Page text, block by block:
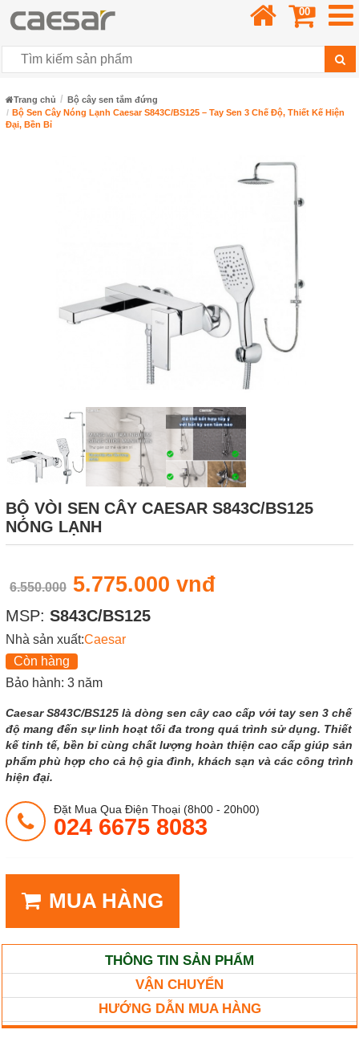
00
Trang chủ
Bộ cây sen tắm đứng
Bộ Sen Cây Nóng Lạnh Caesar S843C/BS125 – Tay Sen 3 Chế Độ, Thiết Kế Hiện
Đại, Bền Bỉ
BỘ VÒI SEN CÂY CAESAR S843C/BS125
NÓNG LẠNH
6.550.000 5.775.000 vnđ
MSP: S843C/BS125
Nhà sản xuất:Caesar
Còn hàng
Bảo hành: 3 năm
Caesar S843C/BS125 là dòng sen cây cao cấp với tay sen 3 chế
độ mang đến sự linh hoạt tối đa trong quá trình sử dụng. Thiết
kế tinh tế, bền bỉ cùng chất lượng hoàn thiện cao cấp giúp sản
phẩm phù hợp cho cả hộ gia đình, khách sạn và các công trình
hiện đại.
Đặt Mua Qua Điện Thoại (8h00 - 20h00)
024 6675 8083
MUA HÀNG
THÔNG TIN SẢN PHẨM
VẬN CHUYỂN
HƯỚNG DẪN MUA HÀNG